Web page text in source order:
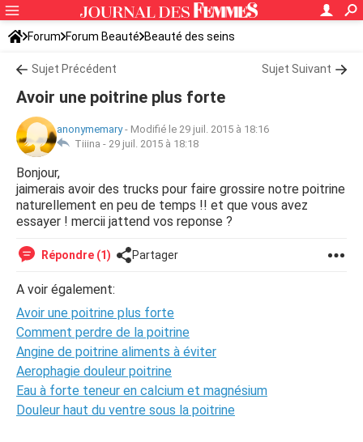
Forum Forum Beauté Beauté des seins
Sujet Précédent Sujet Suivant
Avoir une poitrine plus forte
anonymemary- Modifié le 29 juil. 2015 à 18:16
Tiiina - 29 juil. 2015 à 18:18
Bonjour,
jaimerais avoir des trucks pour faire grossire notre poitrine
naturellement en peu de temps !! et que vous avez
essayer ! mercii jattend vos reponse ?
Répondre (1) Partager
A voir également:
Avoir une poitrine plus forte
Comment perdre de la poitrine
Angine de poitrine aliments à éviter
Aerophagie douleur poitrine
Eau à forte teneur en calcium et magnésium
Douleur haut du ventre sous la poitrine